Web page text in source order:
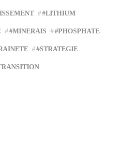
#LITHIUM
#MINERAIS #PHOSPHATE
#STRATEGIE